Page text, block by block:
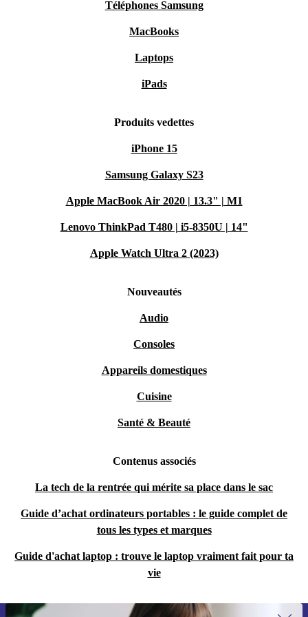
Téléphones Samsung
MacBooks
Laptops
iPads
Produits vedettes
iPhone 15
Samsung Galaxy S23
Apple MacBook Air 2020 | 13.3" | M1
Lenovo ThinkPad T480 | i5-8350U | 14"
Apple Watch Ultra 2 (2023)
Nouveautés
Audio
Consoles
Appareils domestiques
Cuisine
Santé & Beauté
Contenus associés
La tech de la rentrée qui mérite sa place dans le sac
Guide d’achat ordinateurs portables : le guide complet de
tous les types et marques
Guide d'achat laptop : trouve le laptop vraiment fait pour ta
vie